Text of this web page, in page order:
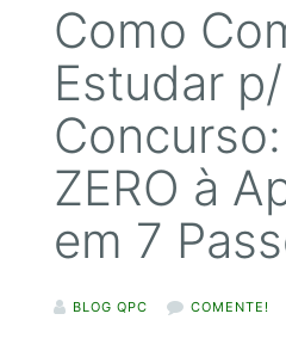
Como
Estudar p/
ZERO à
em 7
BLOG QPC COMENTE!